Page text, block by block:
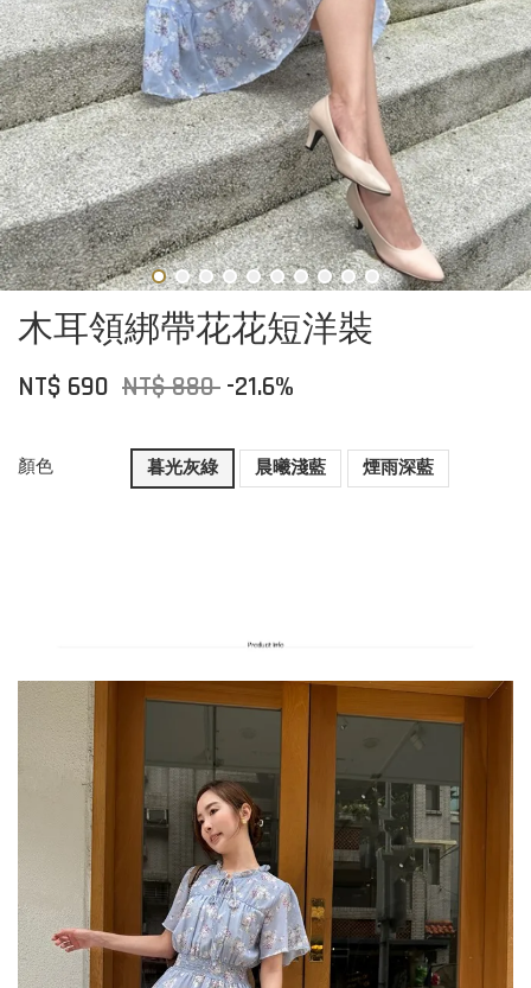
木耳領綁帶花花短洋裝
NT$ 690 NT$ 880 -21.6%
顏色 暮光灰綠 晨曦淺藍 煙雨深藍